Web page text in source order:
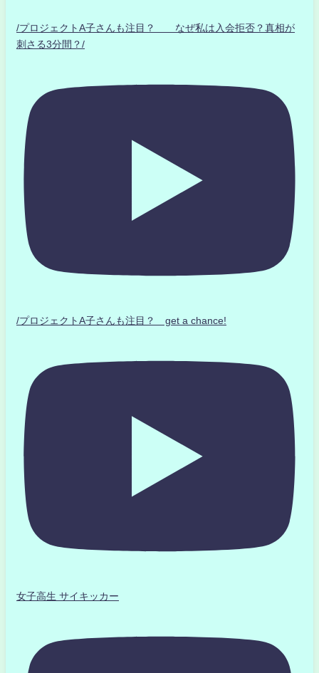
/プロジェクトA子さんも注目？ なぜ私は入会拒否？真相が
刺さる3分間？/
/プロジェクトA子さんも注目？ get a chance!
女子高生 サイキッカー